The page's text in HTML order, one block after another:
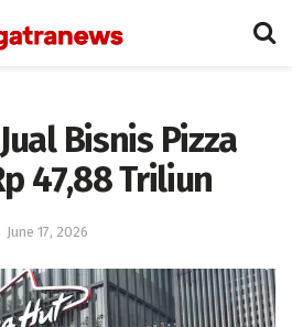
Bisnis Pizza
47,88 Triliun
June 17, 2026